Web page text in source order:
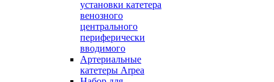
установки катетера
венозного
центрального
периферически
вводимого
Артериальные
катетеры Arpea